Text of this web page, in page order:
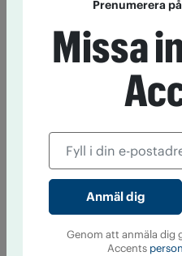
Prenumerera
Missa
Genom att anmäla dig
Accents